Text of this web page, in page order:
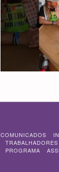
COMUNICADOS
TRABALHADORES
PROGRAMA